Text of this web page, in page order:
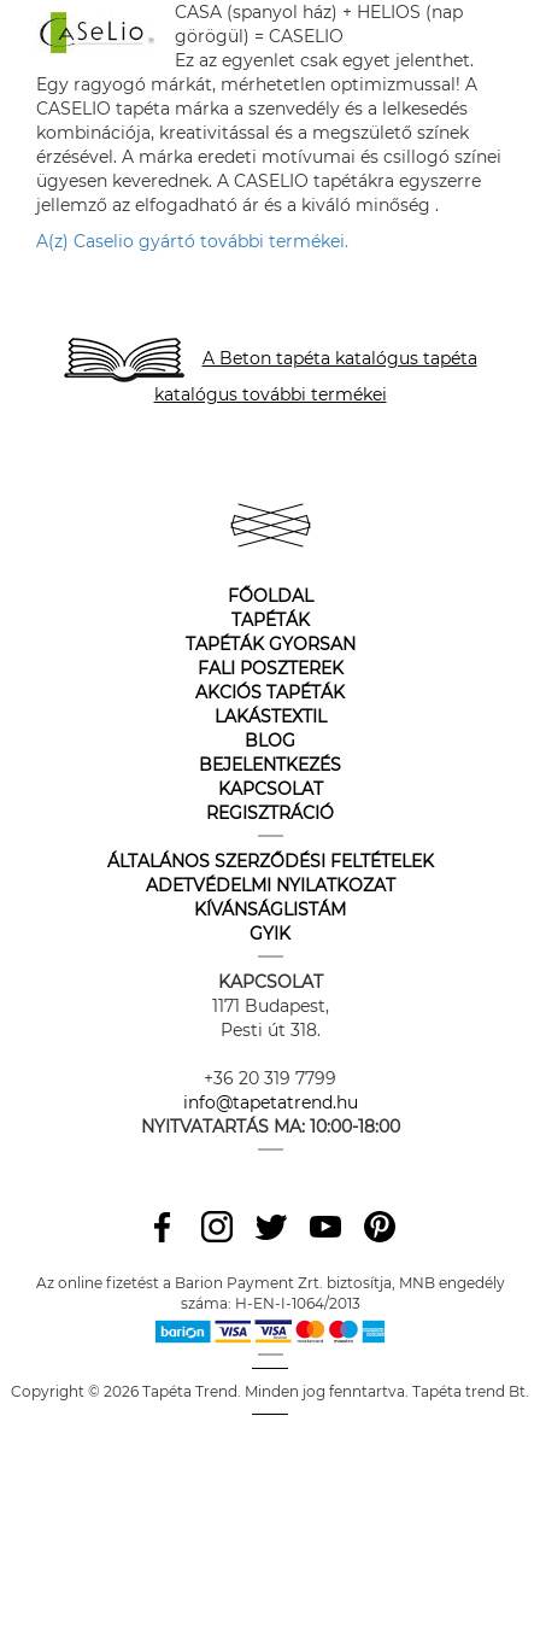
CASA (spanyol ház) + HELIOS (nap
görögül) = CASELIO
Ez az egyenlet csak egyet jelenthet.
Egy ragyogó márkát, mérhetetlen optimizmussal! A
CASELIO tapéta márka a szenvedély és a lelkesedés
kombinációja, kreativitással és a megszülető színek
érzésével. A márka eredeti motívumai és csillogó színei
ügyesen keverednek. A CASELIO tapétákra egyszerre
jellemző az elfogadható ár és a kiváló minőség .
A(z) Caselio gyártó további termékei.
A Beton tapéta katalógus tapéta
katalógus további termékei
FŐOLDAL
TAPÉTÁK
TAPÉTÁK GYORSAN
FALI POSZTEREK
AKCIÓS TAPÉTÁK
LAKÁSTEXTIL
BLOG
BEJELENTKEZÉS
KAPCSOLAT
REGISZTRÁCIÓ
ÁLTALÁNOS SZERZŐDÉSI FELTÉTELEK
ADETVÉDELMI NYILATKOZAT
KÍVÁNSÁGLISTÁM
GYIK
KAPCSOLAT
1171 Budapest,
Pesti út 318.
+36 20 319 7799
info@tapetatrend.hu
NYITVATARTÁS MA: 10:00-18:00
Az online fizetést a Barion Payment Zrt. biztosítja, MNB engedély
száma: H-EN-I-1064/2013
Copyright © 2026 Tapéta Trend. Minden jog fenntartva. Tapéta trend Bt.